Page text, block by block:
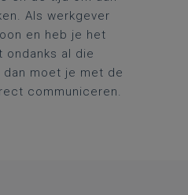
Als werkgever
en heb je het
ondanks al die
moet je met de
communiceren.